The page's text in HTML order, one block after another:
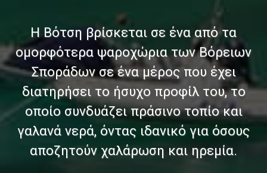
Η Βότση βρίσκεται σε ένα από τα
ομορφότερα ψαροχώρια των Βόρειων
Σποράδων σε ένα μέρος που έχει
διατηρήσει το ήσυχο προφίλ του, το
οποίο συνδυάζει πράσινο τοπίο και
γαλανά νερά, όντας ιδανικό για όσους
αποζητούν χαλάρωση και ηρεμία.